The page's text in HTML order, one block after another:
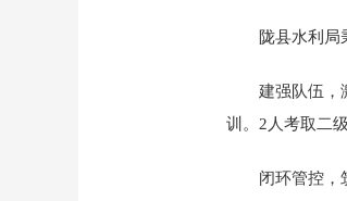
陇县水利局
建强队伍，
训。2人考取二
闭环管控，